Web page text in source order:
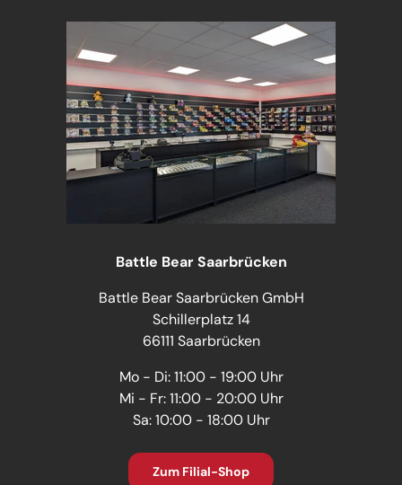
Battle Bear Saarbrücken
Battle Bear Saarbrücken GmbH
Schillerplatz 14
66111 Saarbrücken
Mo - Di: 11:00 - 19:00 Uhr
Mi - Fr: 11:00 - 20:00 Uhr
Sa: 10:00 - 18:00 Uhr
Zum Filial-Shop